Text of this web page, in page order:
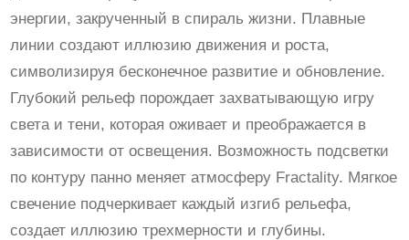
L
I
T
Y
S
P
N
1
7
энергии, закрученный в спираль жизни. Плавные
линии создают иллюзию движения и роста,
символизируя бесконечное развитие и обновление.
Глубокий рельеф порождает захватывающую игру
света и тени, которая оживает и преображается в
зависимости от освещения. Возможность подсветки
по контуру панно меняет атмосферу Fractality. Мягкое
свечение подчеркивает каждый изгиб рельефа,
создает иллюзию трехмерности и глубины.